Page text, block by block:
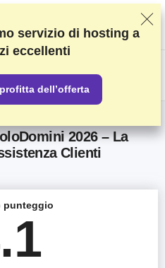
e ricerche rigorosi, ma teniamo
e i nostri accordi commerciali con
link di affiliazione.Informativa
US$
2026 – La
Clienti
punteggio
servizio di hosting a
eccellenti
dell’offerta